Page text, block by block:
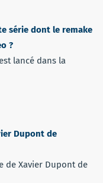
série dont le remake
?
lancé dans la
Dupont de
de Xavier Dupont de